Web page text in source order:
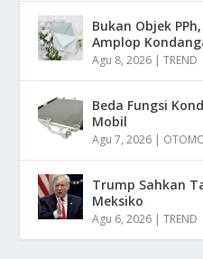
Bukan Objek
Amplop
Agu 8, 2026 |TREND
Beda Fungsi
Mobil
Agu 7, 2026 |
Trump Sahkan
Meksiko
Agu 6, 2026 |TREND